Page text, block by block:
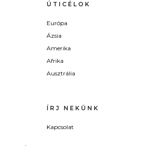
ÚTICÉLOK
Európa
Ázsia
Amerika
Afrika
Ausztrália
ÍRJ NEKÜNK
Kapcsolat